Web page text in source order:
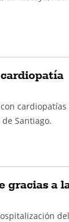
Santiago.
gracias a